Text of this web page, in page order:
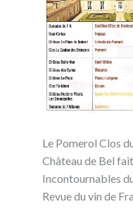
Le Pomerol Clos
Château de Bel
Incontournables
Revue du vin de